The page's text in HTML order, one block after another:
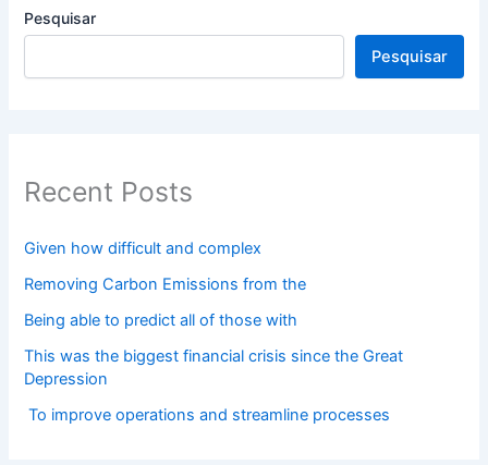
Pesquisar
Pesquisar
Recent Posts
Given how difficult and complex
Removing Carbon Emissions from the
Being able to predict all of those with
This was the biggest financial crisis since the Great
Depression
To improve operations and streamline processes